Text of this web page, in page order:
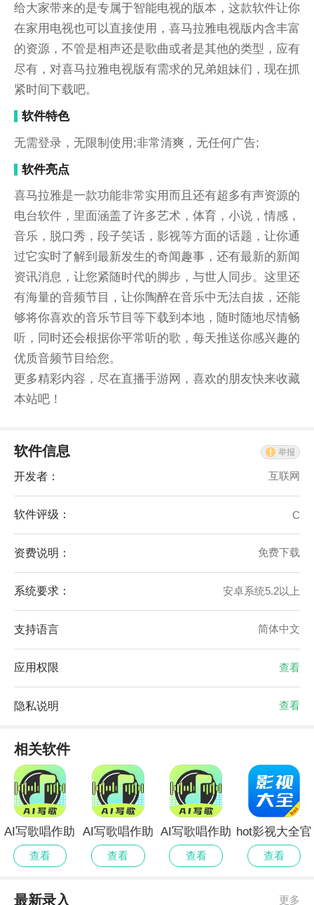
给大家带来的是专属于智能电视的版本，这款软件让你
在家用电视也可以直接使用，喜马拉雅电视版内含丰富
的资源，不管是相声还是歌曲或者是其他的类型，应有
尽有，对喜马拉雅电视版有需求的兄弟姐妹们，现在抓
紧时间下载吧。
软件特色
无需登录，无限制使用;非常清爽，无任何广告;
软件亮点
喜马拉雅是一款功能非常实用而且还有超多有声资源的
电台软件，里面涵盖了许多艺术，体育，小说，情感，
音乐，脱口秀，段子笑话，影视等方面的话题，让你通
过它实时了解到最新发生的奇闻趣事，还有最新的新闻
资讯消息，让您紧随时代的脚步，与世人同步。这里还
有海量的音频节目，让你陶醉在音乐中无法自拔，还能
够将你喜欢的音乐节目等下载到本地，随时随地尽情畅
听，同时还会根据你平常听的歌，每天推送你感兴趣的
优质音频节目给您。
更多精彩内容，尽在直播手游网，喜欢的朋友快来收藏
本站吧！
软件信息 举报
开发者： 互联网
软件评级： C
资费说明： 免费下载
系统要求： 安卓系统5.2以上
支持语言 简体中文
应用权限 查看
隐私说明 查看
相关软件
AI写歌唱作助
手安卓版
查看
AI写歌唱作助
手官方安卓版
查看
AI写歌唱作助
手最新官方
查看
hot影视大全官
网最新版
查看
最新录入 更多